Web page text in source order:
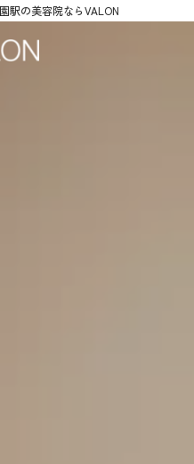
駅の美容院ならVALON